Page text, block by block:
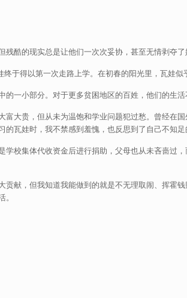
酷的现实总是让他们一次次妥协，甚至无情剥夺了
终于得以第一次走路上学。在初春的阳光里，瓦娃
一小部分。对于更多贫困地区的百姓，他们的生
大贵，但从未为温饱和学业问题犯过愁。曾经在
瓦娃时，我不禁感到羞愧，也反思到了自己不知足
校集体代收资金后进行捐助，父母也从未吝啬过
献，但我知道我能做到的就是不无理取闹、挥霍
。